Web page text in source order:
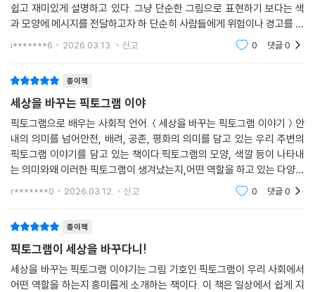
쉽고 재미있게 설명하고 있다. 그냥 단순한 그림으로 표현하기 보다는 색
과 모양에 메시지를 전달하고자 하 단순히 사람들에게 위험이나 경고를 알
리던것이 사람의 생각과 행동을 바꾸기 위해 할용한다는 내용이 의미 있게
i*******6 2026.03.13. 신고 0 댓글0
종이책
세상을 바꾸는 픽토그램 이야
픽토그램으로 배우는 사회적 언어.＜세상을 바꾸는 픽토그램 이야기＞안
내의 의미를 넘어안전, 배려, 공존, 평화의 의미를 담고 있는 우리 주변의
픽토그램 이야기를 담고 있는 책이다.픽토그램의 모양, 색깔 등이 나타내
는 의미와왜 이러한 픽토그램이 생겨났는지,어떤 역할을 하고 있는 다양한
이야기를 초등학생들이 읽고 이해할 수 있게 쉽게 풀어낸다.비문학 이야깃
r*******0 2026.03.12. 신고 0 댓글0
종이책
픽토그램이 세상을 바꾸다니!
세상을 바꾸는 픽토그램 이야기는 그림 기호인 픽토그램이 우리 사회에서
어떤 역할을 하는지 흥미롭게 소개하는 책이다. 이 책은 일상에서 쉽게 지